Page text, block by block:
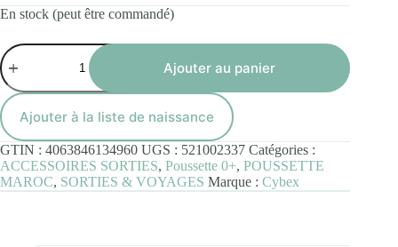
En stock (peut être commandé)
quantité
de
Cybex
Priam
Frame
Rosegold
Ajouter au panier
Ajouter à la liste de naissance
GTIN : 4063846134960 UGS : 521002337 Catégories :
ACCESSOIRES SORTIES, Poussette 0+, POUSSETTE
MAROC, SORTIES & VOYAGES Marque : Cybex